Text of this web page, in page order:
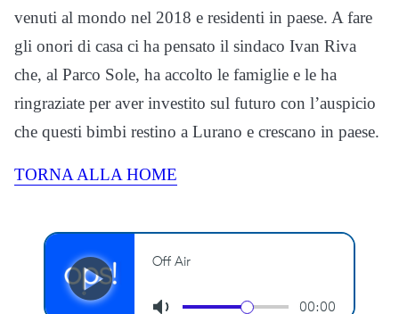
venuti al mondo nel 2018 e residenti in paese. A fare
gli onori di casa ci ha pensato il sindaco Ivan Riva
che, al Parco Sole, ha accolto le famiglie e le ha
ringraziate per aver investito sul futuro con l’auspicio
che questi bimbi restino a Lurano e crescano in paese.
TORNA ALLA HOME